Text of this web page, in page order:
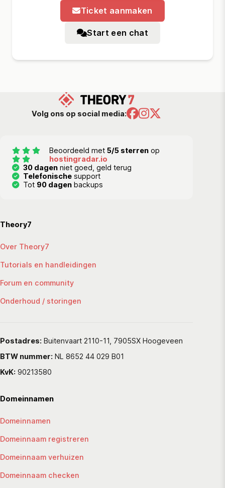
Ticket aanmaken
Start een chat
Volg ons op social media:
Beoordeeld met 5/5 sterrenop
hostingradar.io
30 dagen niet goed, geld terug
Telefonische support
Tot 90 dagen backups
Theory7
Over Theory7
Tutorials en handleidingen
Forum en community
Onderhoud / storingen
Postadres: Buitenvaart 2110-11, 7905SX Hoogeveen
BTW nummer: NL 8652 44 029 B01
KvK: 90213580
Domeinnamen
Domeinnamen
Domeinnaam registreren
Domeinnaam verhuizen
Domeinnaam checken